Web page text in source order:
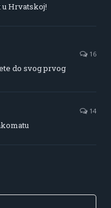
Hrvatskoj!
16
do svog prvog
14